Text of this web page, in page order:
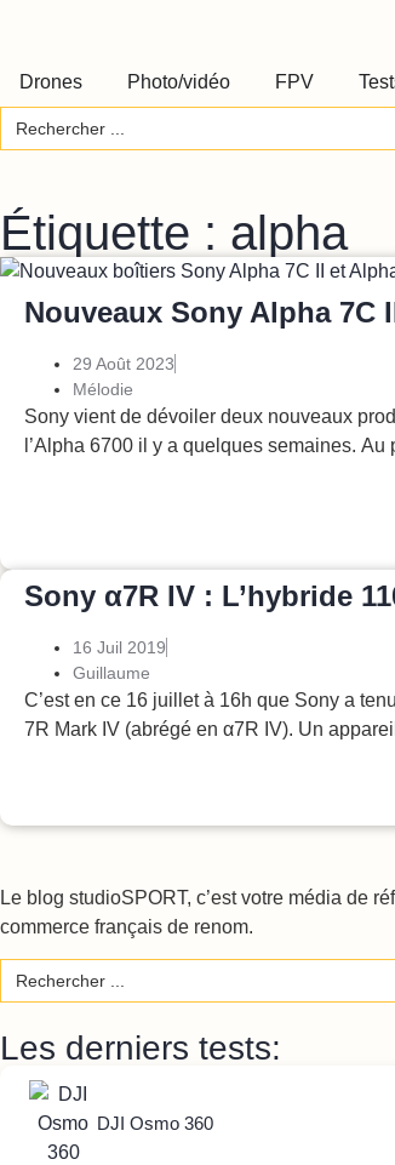
Drones Photo/vidéo FPV
Search
for:
Étiquette : alpha
Nouveaux Sony Alpha 7C
29 Août 2023
Mélodie
Sony vient de dévoiler deux nouveaux
l’Alpha 6700 il y a quelques semaines.
Sony α7R IV : L’hybride
16 Juil 2019
Guillaume
C’est en ce 16 juillet à 16h que Sony a
7R Mark IV (abrégé en α7R IV). Un appareil
Le blog studioSPORT, c’est votre média de
commerce français de renom.
Search
for:
Les derniers tests:
DJI Osmo 360